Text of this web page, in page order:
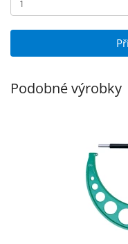
Podobné výrobky